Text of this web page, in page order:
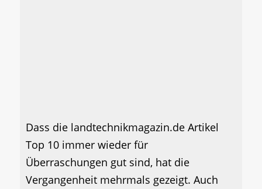
Dass die landtechnikmagazin.de Artikel
Top 10 immer wieder für
Überraschungen gut sind, hat die
Vergangenheit mehrmals gezeigt. Auch